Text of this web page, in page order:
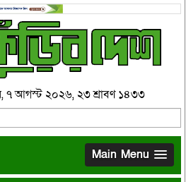
৭ আগস্ট ২০২৬, ২৩ শ্রাবণ ১৪৩৩
Main Menu